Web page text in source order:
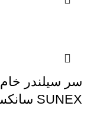
SUNEX سانکس